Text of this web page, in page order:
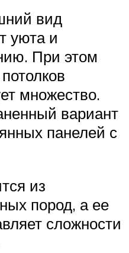
вид
уюта и
При этом
множество.
вариант
панелей с
из
пород, а ее
сложности